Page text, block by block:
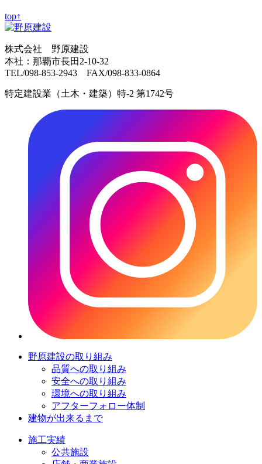
top↑
株式会社 野原建設
本社：那覇市長田2-10-32
TEL/098-853-2943 FAX/098-833-0864
特定建設業（土木・建築）特-2 第1742号
野原建設の取り組み
品質への取り組み
安全への取り組み
環境への取り組み
アフターフォロー体制
建物が出来るまで
施工実績
公共施設